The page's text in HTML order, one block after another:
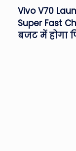
Vivo V70
Super Fast
बजट में होगा